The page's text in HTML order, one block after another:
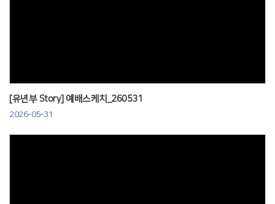
[유년부 Story] 예배스케치_260531
2026-05-31